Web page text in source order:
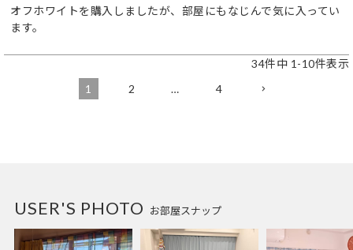
オフホワイトを購入しましたが、部屋にもなじんで気に入ってい
ます。
34件中 1 -10件表示
1
2 … 4
お部屋スナップ
USER'S PHOTO